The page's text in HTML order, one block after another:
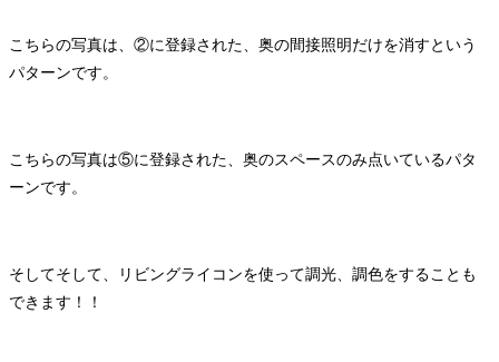
こちらの写真は、②に登録された、奥の間接照明だけを消すという
パターンです。
こちらの写真は⑤に登録された、奥のスペースのみ点いているパタ
ーンです。
そしてそして、リビングライコンを使って調光、調色をすることも
できます！！